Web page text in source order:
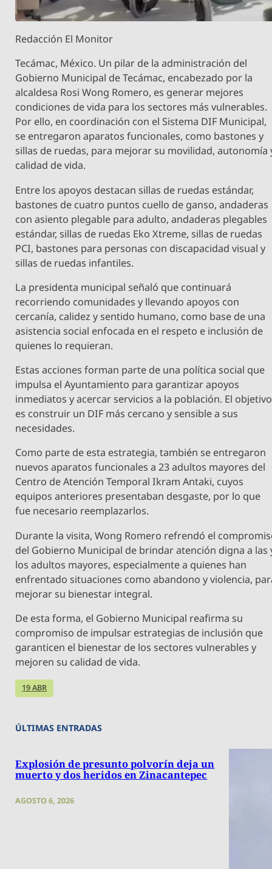
Redacción El Monitor
Tecámac, México. Un pilar de la administración del
Gobierno Municipal de Tecámac, encabezado por la
alcaldesa Rosi Wong Romero, es generar mejores
condiciones de vida para los sectores más vulnerables.
Por ello, en coordinación con el Sistema DIF Municipal,
se entregaron aparatos funcionales, como bastones y
sillas de ruedas, para mejorar su movilidad, autonomía
calidad de vida.
Entre los apoyos destacan sillas de ruedas estándar,
bastones de cuatro puntos cuello de ganso, andaderas
con asiento plegable para adulto, andaderas plegables
estándar, sillas de ruedas Eko Xtreme, sillas de ruedas
PCI, bastones para personas con discapacidad visual y
sillas de ruedas infantiles.
La presidenta municipal señaló que continuará
recorriendo comunidades y llevando apoyos con
cercanía, calidez y sentido humano, como base de una
asistencia social enfocada en el respeto e inclusión de
quienes lo requieran.
Estas acciones forman parte de una política social que
impulsa el Ayuntamiento para garantizar apoyos
inmediatos y acercar servicios a la población. El objetivo
es construir un DIF más cercano y sensible a sus
necesidades.
Como parte de esta estrategia, también se entregaron
nuevos aparatos funcionales a 23 adultos mayores del
Centro de Atención Temporal Ikram Antaki, cuyos
equipos anteriores presentaban desgaste, por lo que
fue necesario reemplazarlos.
Durante la visita, Wong Romero refrendó el
del Gobierno Municipal de brindar atención digna a las
los adultos mayores, especialmente a quienes han
enfrentado situaciones como abandono y violencia,
mejorar su bienestar integral.
De esta forma, el Gobierno Municipal reafirma su
compromiso de impulsar estrategias de inclusión que
garanticen el bienestar de los sectores vulnerables y
mejoren su calidad de vida.
19 ABR
ÚLTIMAS ENTRADAS
Explosión de presunto polvorín deja un
muerto y dos heridos en Zinacantepec
AGOSTO 6, 2026